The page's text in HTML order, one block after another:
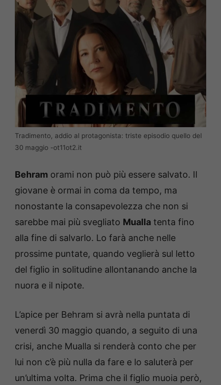
Tradimento, addio al protagonista: triste episodio quello del
30 maggio -ot11ot2.it
Behram orami non può più essere salvato. Il
giovane è ormai in coma da tempo, ma
nonostante la consapevolezza che non si
sarebbe mai più svegliato Mualla tenta fino
alla fine di salvarlo. Lo farà anche nelle
prossime puntate, quando veglierà sul letto
del figlio in solitudine allontanando anche la
nuora e il nipote.
L’apice per Behram si avrà nella puntata di
venerdì 30 maggio quando, a seguito di una
crisi, anche Mualla si renderà conto che per
lui non c’è più nulla da fare e lo saluterà per
un’ultima volta. Prima che il figlio muoia però,